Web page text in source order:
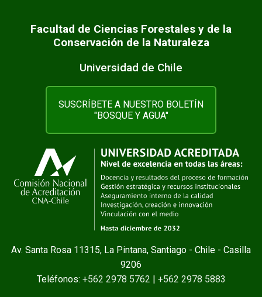
Facultad de Ciencias Forestales y de la
Conservación de la Naturaleza
Universidad de Chile
SUSCRÍBETE A NUESTRO BOLETÍN
"BOSQUE Y AGUA"
Av. Santa Rosa 11315, La Pintana, Santiago - Chile - Casilla
9206
Teléfonos: +562 2978 5762 | +562 2978 5883